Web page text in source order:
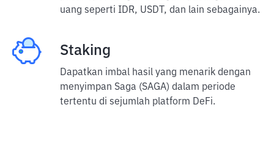
uang seperti IDR, USDT, dan lain sebagainya.
Staking
Dapatkan imbal hasil yang menarik dengan
menyimpan Saga (SAGA) dalam periode
tertentu di sejumlah platform DeFi.